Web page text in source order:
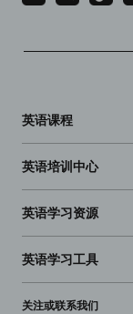
英语课程
英语培训中心
英语学习资源
英语学习工具
关注或联系我们